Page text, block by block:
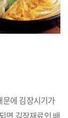
에 김장시기가
면 김장재료인 배